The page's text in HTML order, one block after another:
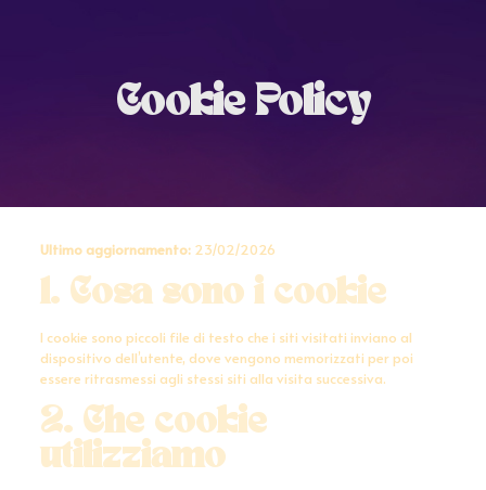
Cookie Policy
Ultimo aggiornamento:23/02/2026
1. Cosa sono i cookie
I cookie sono piccoli file di testo che i siti visitati inviano al
dispositivo dell’utente, dove vengono memorizzati per poi
essere ritrasmessi agli stessi siti alla visita successiva.
2. Che cookie
utilizziamo